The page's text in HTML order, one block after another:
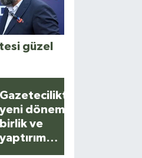
güzel
Gazetecilikte
yeni dönem,
birlik ve
yaptırım